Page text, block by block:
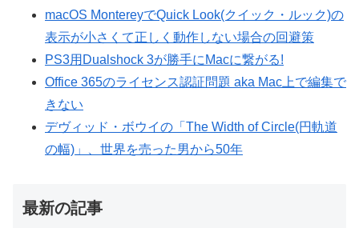
macOS MontereyでQuick Look(クイック・ルック)の
表示が小さくて正しく動作しない場合の回避策
PS3用Dualshock 3が勝手にMacに繋がる!
Office 365のライセンス認証問題 aka Mac上で編集で
きない
デヴィッド・ボウイの「The Width of Circle(円軌道
の幅)」、世界を売った男から50年
最新の記事